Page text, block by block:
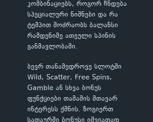
კომბინაციებს, როგორ ჩნდება
სპეციალური ნიშნები და რა
ტემპით მოძრაობს ბალანსი
რამდენიმე ათეული სპინის
განმავლობაში.
ბევრ თანამედროვე სლოტში
Wild, Scatter, Free Spins,
Gamble ან სხვა ბონუს
ფუნქციები თამაშის მთავარ
ინტერესს ქმნის. ზოგიერთ